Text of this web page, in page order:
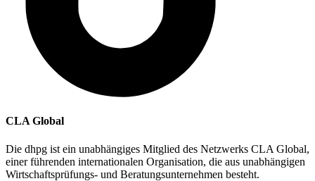
CLA Global
Die dhpg ist ein unabhängiges Mitglied des Netzwerks CLA Global,
einer führenden internationalen Organisation, die aus unabhängigen
Wirtschaftsprüfungs- und Beratungsunternehmen besteht.